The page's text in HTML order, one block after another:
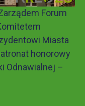
Forum
Miasta
honorowy
Odnawialnej –